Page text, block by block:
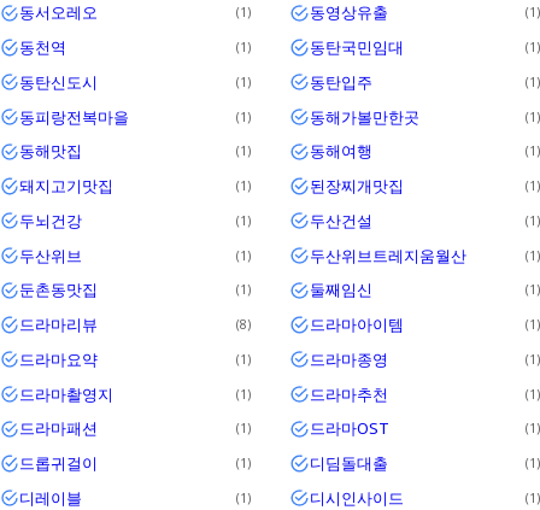
동서오레오 1 동영상유출 1
동천역 1 동탄국민임대 1
동탄신도시 1 동탄입주 1
동피랑전복마을 1 동해가볼만한곳 1
동해맛집 1 동해여행 1
돼지고기맛집 1 된장찌개맛집 1
두뇌건강 1 두산건설 1
두산위브 1 두산위브트레지움월산 1
둔촌동맛집 1 둘째임신 1
드라마리뷰 8 드라마아이템 1
드라마요약 1 드라마종영 1
드라마촬영지 1 드라마추천 1
드라마패션 1 드라마OST 1
드롭귀걸이 1 디딤돌대출 1
디레이블 1 디시인사이드 1